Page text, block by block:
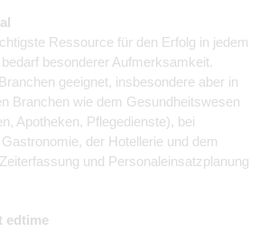
Ressource für den Erfolg in jedem
besonderer Aufmerksamkeit.
geeignet, insbesondere aber in
Branchen wie dem Gesundheitswesen
Apotheken, Pflegedienste), bei
der Hotellerie und dem
und Personaleinsatzplanung
edtime